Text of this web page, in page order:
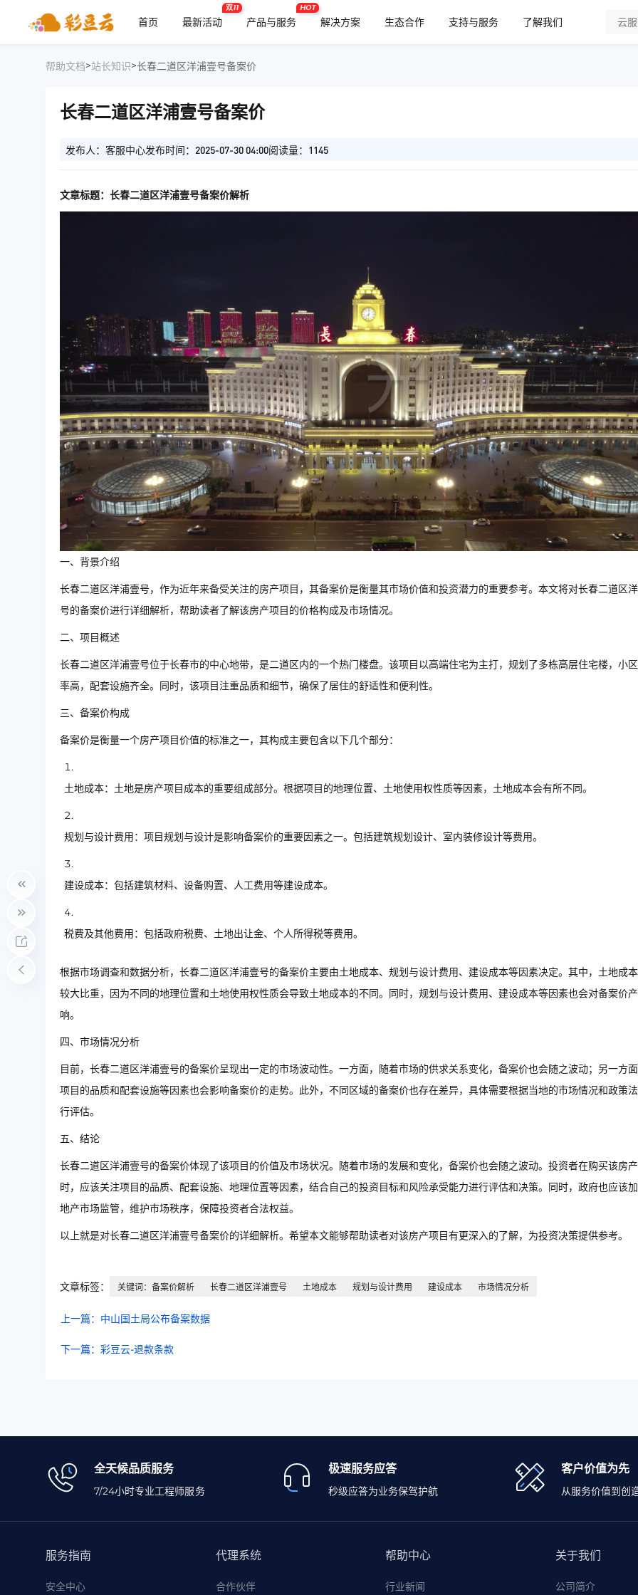
首页 最新活动
双11
产品与服务
HOT
解决方案 生态合作 支持与服务 了解我们
帮助文档>站长知识>长春二道区洋浦壹号备案价
长春二道区洋浦壹号备案价
发布人：客服中心发布时间：2025-07-30 04:00阅读量：1145
文章标题：长春二道区洋浦壹号备案价解析
一、背景介绍
长春二道区洋浦壹号，作为近年来备受关注的房产项目，其备案价是衡量其市场价值和投资潜力的重要参考。本文将对长春二道区
号的备案价进行详细解析，帮助读者了解该房产项目的价格构成及市场情况。
二、项目概述
长春二道区洋浦壹号位于长春市的中心地带，是二道区内的一个热门楼盘。该项目以高端住宅为主打，规划了多栋高层住宅楼，小
率高，配套设施齐全。同时，该项目注重品质和细节，确保了居住的舒适性和便利性。
三、备案价构成
备案价是衡量一个房产项目价值的标准之一，其构成主要包含以下几个部分：
土地成本：土地是房产项目成本的重要组成部分。根据项目的地理位置、土地使用权性质等因素，土地成本会有所不同。
规划与设计费用：项目规划与设计是影响备案价的重要因素之一。包括建筑规划设计、室内装修设计等费用。
建设成本：包括建筑材料、设备购置、人工费用等建设成本。
税费及其他费用：包括政府税费、土地出让金、个人所得税等费用。
根据市场调查和数据分析，长春二道区洋浦壹号的备案价主要由土地成本、规划与设计费用、建设成本等因素决定。其中，土地成
较大比重，因为不同的地理位置和土地使用权性质会导致土地成本的不同。同时，规划与设计费用、建设成本等因素也会对备案价
响。
四、市场情况分析
目前，长春二道区洋浦壹号的备案价呈现出一定的市场波动性。一方面，随着市场的供求关系变化，备案价也会随之波动；另一方
项目的品质和配套设施等因素也会影响备案价的走势。此外，不同区域的备案价也存在差异，具体需要根据当地的市场情况和政策
行评估。
五、结论
长春二道区洋浦壹号的备案价体现了该项目的价值及市场状况。随着市场的发展和变化，备案价也会随之波动。投资者在购买该房
时，应该关注项目的品质、配套设施、地理位置等因素，结合自己的投资目标和风险承受能力进行评估和决策。同时，政府也应该
地产市场监管，维护市场秩序，保障投资者合法权益。
以上就是对长春二道区洋浦壹号备案价的详细解析。希望本文能够帮助读者对该房产项目有更深入的了解，为投资决策提供参考。
文章标签： 关键词：备案价解析 长春二道区洋浦壹号 土地成本 规划与设计费用 建设成本 市场情况分析
上一篇：中山国土局公布备案数据
下一篇：彩豆云-退款条款
全天候品质服务
7/24小时专业工程师服务
极速服务应答
秒级应答为业务保驾护航
客户价值为先
从服务价值到创
服务指南
安全中心
代理系统
合作伙伴
帮助中心
行业新闻
关于我们
公司简介